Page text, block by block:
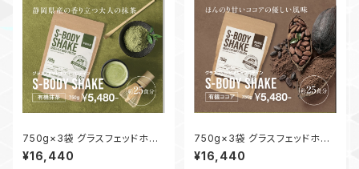
750g×3袋 グラスフェッドホエ
イプロテイン【S-BODY SHAK
E】有機抹茶
¥16,440
750g×3袋 グラスフェッドホエ
イプロテイン【S-BODY SHAK
E】有機ココア
¥16,440